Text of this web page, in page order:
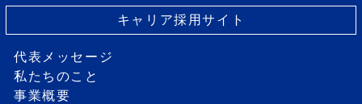
キャリア採用サイト
代表メッセージ
私たちのこと
事業概要